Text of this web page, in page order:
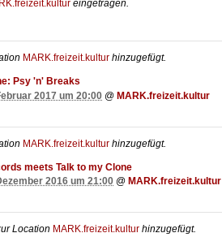
eingetragen.
MARK.freizeit.kultur hinzugefügt.
Psy 'n' Breaks
2017 um 20:00 @ MARK.freizeit.kultur
MARK.freizeit.kultur hinzugefügt.
meets Talk to my Clone
2016 um 21:00 @ MARK.freizeit.kultur
Location MARK.freizeit.kultur hinzugefügt.